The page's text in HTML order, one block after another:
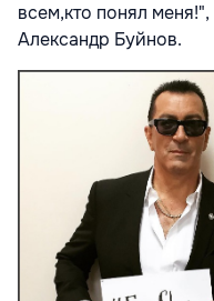
всем,кто понял
Александр Буйнов.